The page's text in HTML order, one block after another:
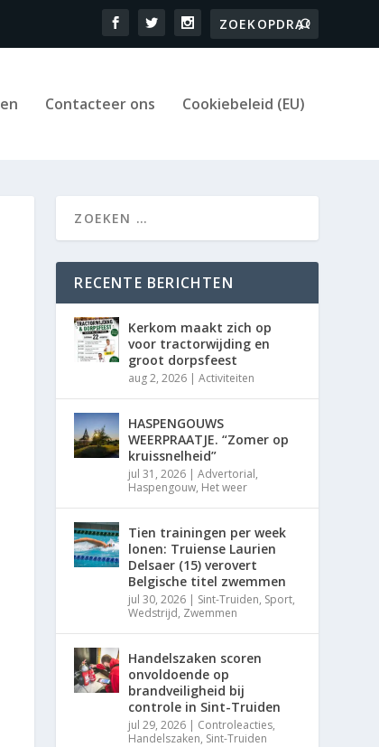
Contacteer ons Cookiebeleid (EU)
RECENTE BERICHTEN
Kerkom maakt zich op
voor tractorwijding en
groot dorpsfeest
aug 2, 2026 |Activiteiten
HASPENGOUWS
WEERPRAATJE. “Zomer op
kruissnelheid”
jul 31, 2026 |Advertorial,
Haspengouw, Het weer
Tien trainingen per week
lonen: Truiense Laurien
Delsaer (15) verovert
Belgische titel zwemmen
jul 30, 2026 | Sint-Truiden, Sport,
Wedstrijd, Zwemmen
Handelszaken scoren
onvoldoende op
brandveiligheid bij
controle in Sint-Truiden
jul 29, 2026 | Controleacties,
Handelszaken, Sint-Truiden